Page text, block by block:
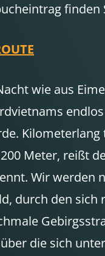
finden
wie aus
Meter, reißt
Wir werden
durch den sich
die sich